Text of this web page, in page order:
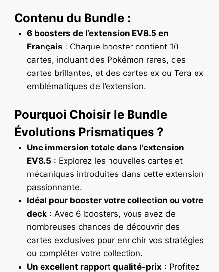
Contenu du Bundle :
6 boosters de l’extension EV8.5 en
Français : Chaque booster contient 10
cartes, incluant des Pokémon rares, des
cartes brillantes, et des cartes ex ou Tera ex
emblématiques de l’extension.
Pourquoi Choisir le Bundle
Évolutions Prismatiques ?
Une immersion totale dans l’extension
EV8.5 : Explorez les nouvelles cartes et
mécaniques introduites dans cette extension
passionnante.
Idéal pour booster votre collection ou votre
deck: Avec 6 boosters, vous avez de
nombreuses chances de découvrir des
cartes exclusives pour enrichir vos stratégies
ou compléter votre collection.
Un excellent rapport qualité-prix : Profitez